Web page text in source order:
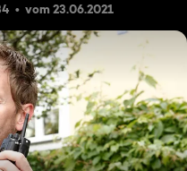
vom 23.06.2021